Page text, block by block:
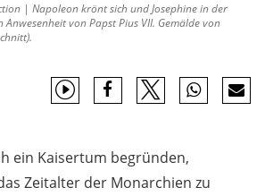
| Napoleon krönt sich und Josephine in der
von Papst Pius VII. Gemälde von
ein Kaisertum begründen,
Zeitalter der Monarchien zu